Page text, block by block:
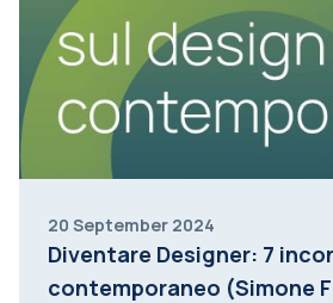
20 September 2024
Diventare Designer: 7
contemporaneo (Simone